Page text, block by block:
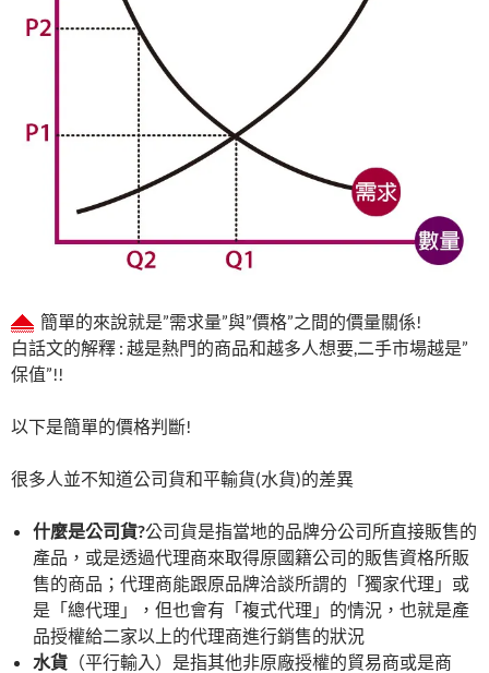
簡單的來說就是”需求量”與”價格”之間的價量關係!
白話文的解釋 : 越是熱門的商品和越多人想要,二手市場越是”
保值”!!
以下是簡單的價格判斷!
很多人並不知道公司貨和平輸貨(水貨)的差異
什麼是公司貨?公司貨是指當地的品牌分公司所直接販售的
產品，或是透過代理商來取得原國籍公司的販售資格所販
售的商品；代理商能跟原品牌洽談所謂的「獨家代理」或
是「總代理」，但也會有「複式代理」的情況，也就是產
品授權給二家以上的代理商進行銷售的狀況
水貨 （平行輸入）是指其他非原廠授權的貿易商或是商